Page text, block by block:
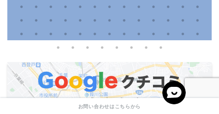
お問い合わせはこちらから